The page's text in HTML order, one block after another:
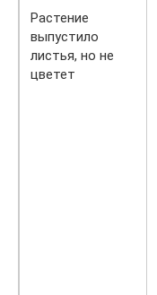
Растение
выпустило
листья, но не
цветет